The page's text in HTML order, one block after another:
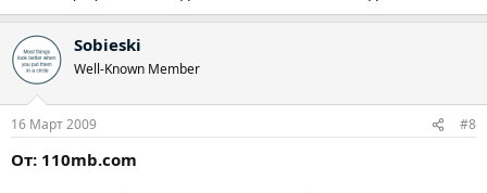
Sobieski
Well-Known Member
16 Март 2009 #8
От: 110mb.com